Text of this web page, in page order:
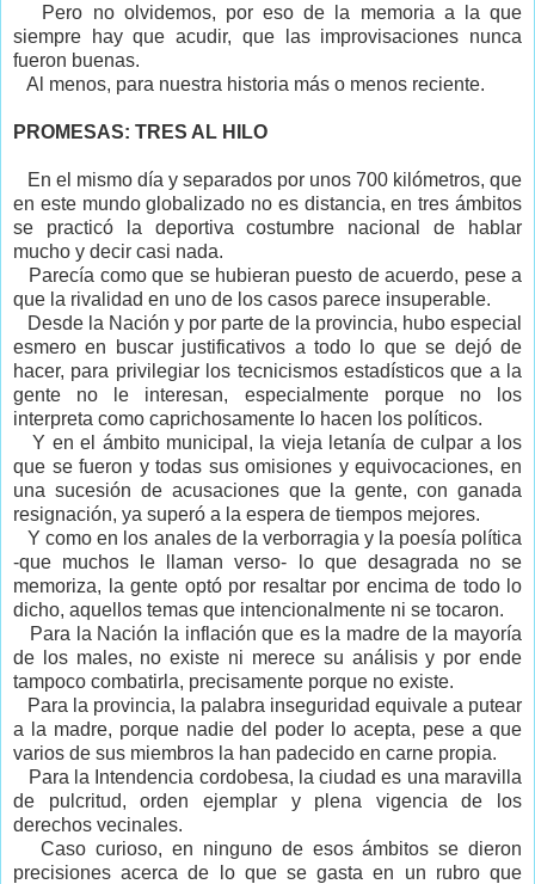
Pero no olvidemos, por eso de la memoria a la que
siempre hay que acudir, que las improvisaciones nunca
fueron buenas.
Al menos, para nuestra historia más o menos reciente.
PROMESAS: TRES AL HILO
En el mismo día y separados por unos 700 kilómetros, que
en este mundo globalizado no es distancia, en tres ámbitos
se practicó la deportiva costumbre nacional de hablar
mucho y decir casi nada.
Parecía como que se hubieran puesto de acuerdo, pese a
que la rivalidad en uno de los casos parece insuperable.
Desde la Nación y por parte de la provincia, hubo especial
esmero en buscar justificativos a todo lo que se dejó de
hacer, para privilegiar los tecnicismos estadísticos que a la
gente no le interesan, especialmente porque no los
interpreta como caprichosamente lo hacen los políticos.
Y en el ámbito municipal, la vieja letanía de culpar a los
que se fueron y todas sus omisiones y equivocaciones, en
una sucesión de acusaciones que la gente, con ganada
resignación, ya superó a la espera de tiempos mejores.
Y como en los anales de la verborragia y la poesía política
-que muchos le llaman verso- lo que desagrada no se
memoriza, la gente optó por resaltar por encima de todo lo
dicho, aquellos temas que intencionalmente ni se tocaron.
Para la Nación la inflación que es la madre de la mayoría
de los males, no existe ni merece su análisis y por ende
tampoco combatirla, precisamente porque no existe.
Para la provincia, la palabra inseguridad equivale a putear
a la madre, porque nadie del poder lo acepta, pese a que
varios de sus miembros la han padecido en carne propia.
Para la Intendencia cordobesa, la ciudad es una maravilla
de pulcritud, orden ejemplar y plena vigencia de los
derechos vecinales.
Caso curioso, en ninguno de esos ámbitos se dieron
precisiones acerca de lo que se gasta en un rubro que